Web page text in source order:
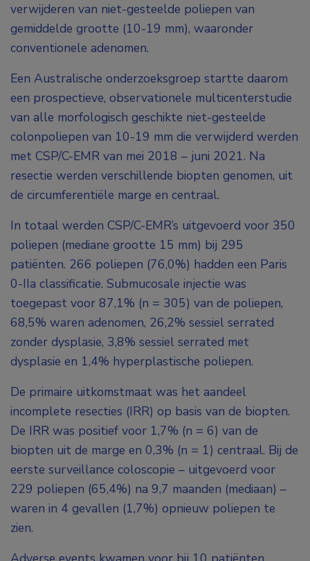
verwijderen van niet-gesteelde poliepen van
gemiddelde grootte (10-19 mm), waaronder
conventionele adenomen.
Een Australische onderzoeksgroep startte daarom
een prospectieve, observationele multicenterstudie
van alle morfologisch geschikte niet-gesteelde
colonpoliepen van 10-19 mm die verwijderd werden
met CSP/C-EMR van mei 2018 – juni 2021. Na
resectie werden verschillende biopten genomen, uit
de circumferentiële marge en centraal.
In totaal werden CSP/C-EMR’s uitgevoerd voor 350
poliepen (mediane grootte 15 mm) bij 295
patiënten. 266 poliepen (76,0%) hadden een Paris
0-IIa classificatie. Submucosale injectie was
toegepast voor 87,1% (n = 305) van de poliepen,
68,5% waren adenomen, 26,2% sessiel serrated
zonder dysplasie, 3,8% sessiel serrated met
dysplasie en 1,4% hyperplastische poliepen.
De primaire uitkomstmaat was het aandeel
incomplete resecties (IRR) op basis van de biopten.
De IRR was positief voor 1,7% (n = 6) van de
biopten uit de marge en 0,3% (n = 1) centraal. Bij de
eerste surveillance coloscopie – uitgevoerd voor
229 poliepen (65,4%) na 9,7 maanden (mediaan) –
waren in 4 gevallen (1,7%) opnieuw poliepen te
zien.